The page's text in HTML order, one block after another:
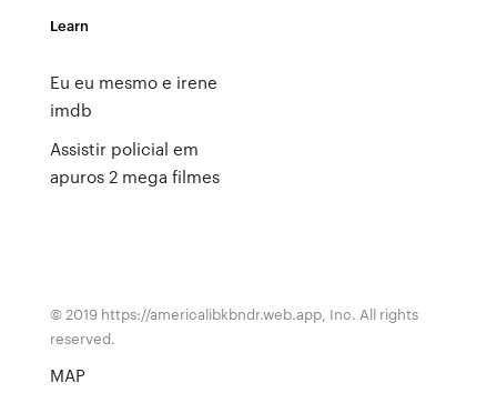
Learn
Eu eu mesmo e irene
imdb
Assistir policial em
apuros 2 mega filmes
© 2019 https://americalibkbndr.web.app, Inc. All rights
reserved.
MAP